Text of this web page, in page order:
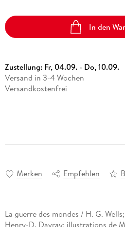
In den
Zustellung: Fr, 04.09. - Do, 10.09.
Versand in 3-4 Wochen
Versandkostenfrei
Merken Empfehlen
La guerre des mondes / H. G.
Henry-D. Davray; illustrations de